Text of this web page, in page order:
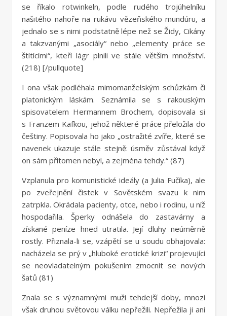
se říkalo rotwinkeln, podle rudého trojúhelníku
našitého nahoře na rukávu vězeňského mundúru, a
jednalo se s nimi podstatně lépe než se Židy, Cikány
a takzvanými „asociály“ nebo „elementy práce se
štítícími“, kteří lágr plnili ve stále větším množství.
(218) [/pullquote]
I ona však podléhala mimomanželským schůzkám či
platonickým láskám. Seznámila se s rakouským
spisovatelem Hermannem Brochem, dopisovala si
s Franzem Kafkou, jehož některé práce přeložila do
češtiny. Popisovala ho jako „ostražité zvíře, které se
navenek ukazuje stále stejně: úsměv zůstával když
on sám přítomen nebyl, a zejména tehdy.“ (87)
Vzplanula pro komunistické ideály (a Julia Fučíka), ale
po zveřejnění čistek v Sovětském svazu k nim
zatrpkla. Okrádala pacienty, otce, nebo i rodinu, u níž
hospodařila. Šperky odnášela do zastavárny a
získané peníze hned utratila. Její dluhy neúměrně
rostly. Přiznala-li se, vzápětí se u soudu obhajovala:
nacházela se prý v „hluboké erotické krizi“ projevující
se neovladatelným pokušením zmocnit se nových
šatů (81)
Znala se s významnými muži tehdejší doby, mnozí
však druhou světovou válku nepřežili. Nepřežila ji ani